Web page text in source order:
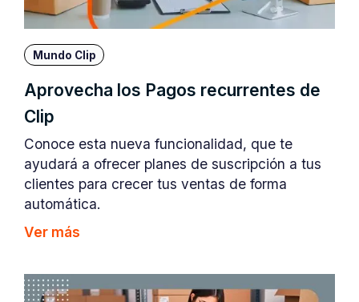
Mundo Clip
Aprovecha los Pagos recurrentes de
Clip
Conoce esta nueva funcionalidad, que te
ayudará a ofrecer planes de suscripción a tus
clientes para crecer tus ventas de forma
automática.
Ver más